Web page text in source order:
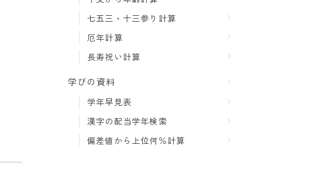
七五三・十三参り計算
厄年計算
長寿祝い計算
学びの資料
学年早見表
漢字の配当学年検索
偏差値から上位何％計算